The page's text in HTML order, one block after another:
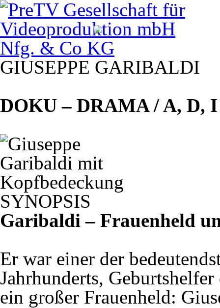
GIUSEPPE GARIBALDI
DOKU – DRAMA/ A, D, I
SYNOPSIS
Garibaldi – Frauenheld
Er war einer der
Jahrhunderts,
ein großer Frauenheld: